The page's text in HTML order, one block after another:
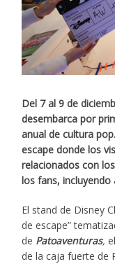
Del 7 al 9 de
desembarca por
anual de cultura
escape donde los
relacionados con
los fans,
El stand de Disney
de escape”
de Patoaventuras,
de la caja fuerte de